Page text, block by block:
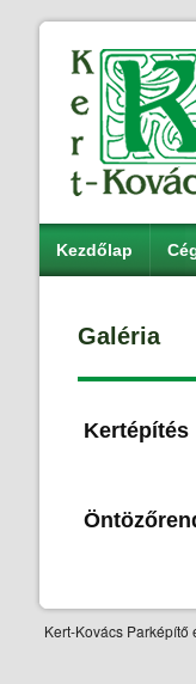
Kezdőlap
Galéria
Kertépítés
Kert-Kovács